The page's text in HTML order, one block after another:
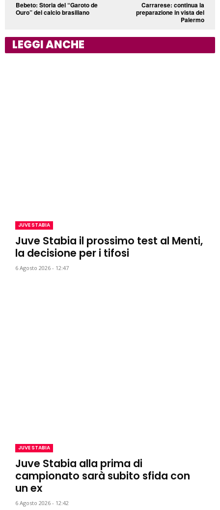
Bebeto: Storia del “Garoto de
Ouro” del calcio brasiliano
Carrarese: continua la
preparazione in vista del
Palermo
LEGGI ANCHE
JUVE STABIA
Juve Stabia il prossimo test al Menti,
la decisione per i tifosi
6 Agosto 2026 - 12:47
JUVE STABIA
Juve Stabia alla prima di
campionato sarà subito sfida con
un ex
6 Agosto 2026 - 12:42